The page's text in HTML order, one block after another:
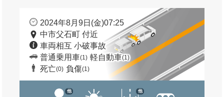
2024年8月9日(金)07:25
中市父石町 付近
車両相互 小破事故
普通乗用車(1) 軽自動車(1)
死亡(0) 負傷(1)
他 他